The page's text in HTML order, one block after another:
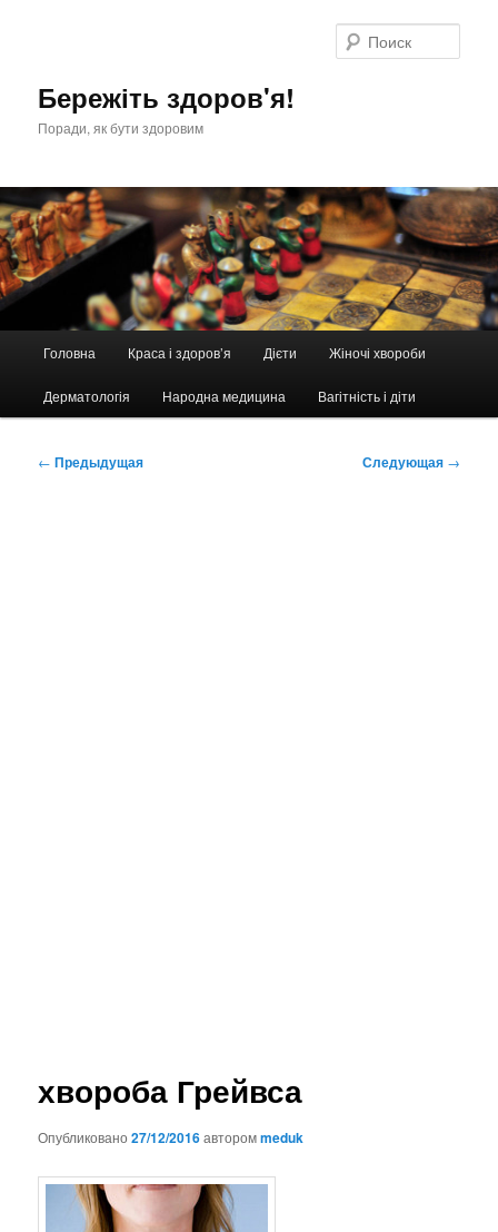
Бережіть здоров'я!
Поради, як бути здоровим
Головна Краса і здоров’я Дієти Жіночі хвороби
Дерматологія Народна медицина Вагітність і діти
Навигация
← Предыдущая Следующая →
хвороба Грейвса
Опубликовано27/12/2016авторомmeduk